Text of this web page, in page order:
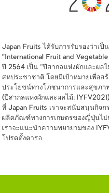
Japan Fruits ได้รับการรับรองว่าเ
"International Fruit and
ปี 2564 เป็น "ปีสากลแห่งผักและผล
สหประชาชาติ โดยมีเป้าหมายเพื่อส
ประโยชน์ทางโภชนาการและสุขภา
(ปีสากลแห่งผักและผลไม้:
ที่ Japan Fruits เราจะสนับสนุนกิจ
ผลิตภัณฑ์ทางการเกษตรของญี่ปุ่นไป
เราจะแนะนำความพยายามของ
โปรดตั้งตารอ